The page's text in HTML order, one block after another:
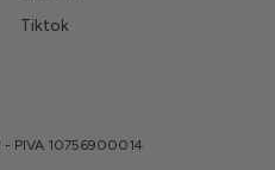
Tiktok
- PIVA 10756900014